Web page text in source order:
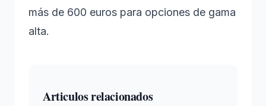
más de 600 euros para opciones de gama
alta.
Articulos relacionados